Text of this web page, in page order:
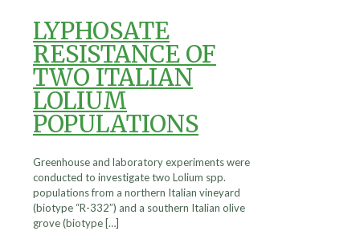
LYPHOSATE
RESISTANCE OF
TWO ITALIAN
LOLIUM
POPULATIONS
Greenhouse and laboratory experiments were
conducted to investigate two Lolium spp.
populations from a northern Italian vineyard
(biotype “R-332”) and a southern Italian olive
grove (biotype […]